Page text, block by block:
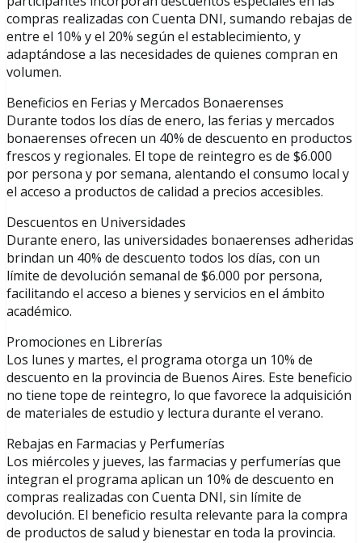
compras realizadas con Cuenta DNI, sumando rebajas de
entre el 10% y el 20% según el establecimiento, y
adaptándose a las necesidades de quienes compran en
volumen.
Beneficios en Ferias y Mercados Bonaerenses
Durante todos los días de enero, las ferias y mercados
bonaerenses ofrecen un 40% de descuento en productos
frescos y regionales. El tope de reintegro es de $6.000
por persona y por semana, alentando el consumo local y
el acceso a productos de calidad a precios accesibles.
Descuentos en Universidades
Durante enero, las universidades bonaerenses adheridas
brindan un 40% de descuento todos los días, con un
límite de devolución semanal de $6.000 por persona,
facilitando el acceso a bienes y servicios en el ámbito
académico.
Promociones en Librerías
Los lunes y martes, el programa otorga un 10% de
descuento en la provincia de Buenos Aires. Este beneficio
no tiene tope de reintegro, lo que favorece la adquisición
de materiales de estudio y lectura durante el verano.
Rebajas en Farmacias y Perfumerías
Los miércoles y jueves, las farmacias y perfumerías que
integran el programa aplican un 10% de descuento en
compras realizadas con Cuenta DNI, sin límite de
devolución. El beneficio resulta relevante para la compra
de productos de salud y bienestar en toda la provincia.